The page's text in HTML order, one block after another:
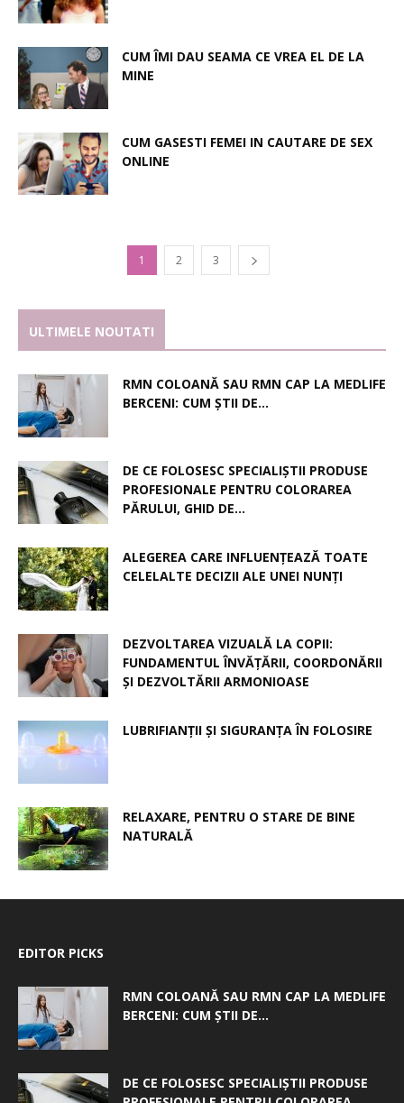
CUM ÎMI DAU SEAMA CE VREA EL DE LA
MINE
CUM GASESTI FEMEI IN CAUTARE DE SEX
ONLINE
1 2 3
ULTIMELE NOUTATI
RMN COLOANĂ SAU RMN CAP LA MEDLIFE
BERCENI: CUM ȘTII DE...
DE CE FOLOSESC SPECIALIȘTII PRODUSE
PROFESIONALE PENTRU COLORAREA
PĂRULUI, GHID DE...
ALEGEREA CARE INFLUENȚEAZĂ TOATE
CELELALTE DECIZII ALE UNEI NUNȚI
DEZVOLTAREA VIZUALĂ LA COPII:
FUNDAMENTUL ÎNVĂȚĂRII, COORDONĂRII
ȘI DEZVOLTĂRII ARMONIOASE
LUBRIFIANȚII ȘI SIGURANȚA ÎN FOLOSIRE
RELAXARE, PENTRU O STARE DE BINE
NATURALĂ
EDITOR PICKS
RMN COLOANĂ SAU RMN CAP LA MEDLIFE
BERCENI: CUM ȘTII DE...
DE CE FOLOSESC SPECIALIȘTII PRODUSE